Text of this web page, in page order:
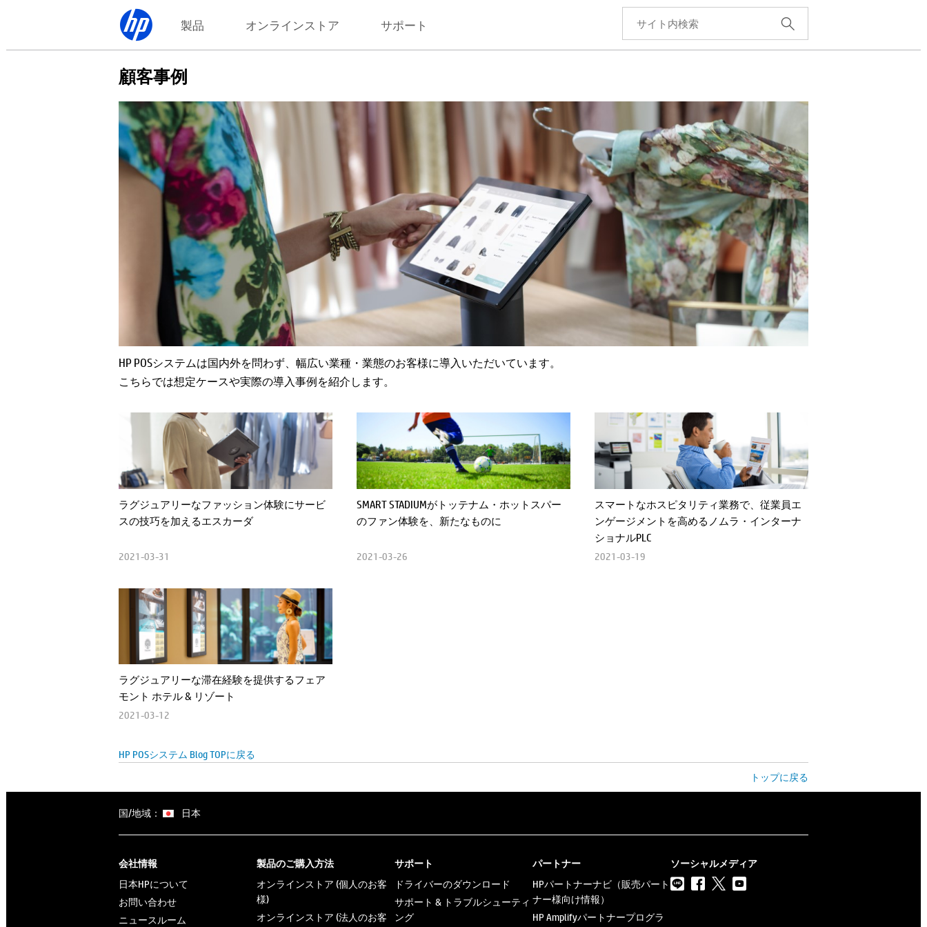
製品 オンラインストア サポート
顧客事例
HP POSシステムは国内外を問わず、幅広い業種・業態のお客様に導入いただいています。
こちらでは想定ケースや実際の導入事例を紹介します。
ラグジュアリーなファッション体験にサービ
スの技巧を加えるエスカーダ
2021-03-31
SMART STADIUMがトッテナム・ホットスパー
のファン体験を、新たなものに
2021-03-26
スマートなホスピタリティ業務で、従業員エ
ンゲージメントを高めるノムラ・インターナ
ショナルPLC
2021-03-19
ラグジュアリーな滞在経験を提供するフェア
モント ホテル & リゾート
2021-03-12
HP POSシステム Blog TOPに戻る
トップに戻る
国/地域： 日本
会社情報
日本HPについて
お問い合わせ
ニュースルーム
製品のご購入方法
オンラインストア (個人のお客
様)
オンラインストア (法人のお客
サポート
ドライバーのダウンロード
サポート & トラブルシューティ
ング
パートナー
HPパートナーナビ（販売パート
ナー様向け情報）
HP Amplifyパートナープログラ
ソーシャルメディア